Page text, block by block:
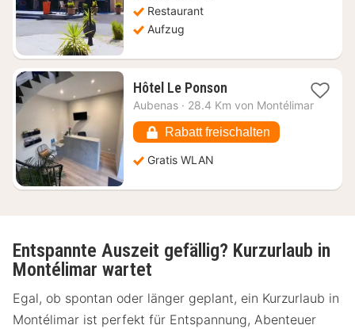
Restaurant
Aufzug
Hôtel Le Ponson1
Nacht
68,67
€
Aubenas · 28.4 Km von Montélimar
Rabatt freischalten
Gratis WLAN
Entspannte Auszeit gefällig? Kurzurlaub in
Montélimar wartet
Egal, ob spontan oder länger geplant, ein Kurzurlaub in
Montélimar ist perfekt für Entspannung, Abenteuer